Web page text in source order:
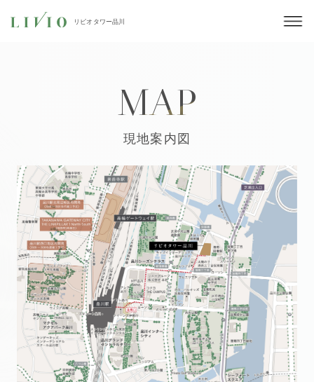
リビオタワー品川
リビオタワー品川
TOWER RESIDENCE
コモンスペース
眺望
LOCATION&LIFESTYLE
港区・港南
SHINAGAWA
再開発・将来ビジョン
更新
PREMIUM
プレミアムフロア
EQUIPMENT
設備仕様
MODEL ROOM
モデルルーム
New
BRAND
ブランド
現地案内図
OUTLINE
物件概要
リビオタワー品川
ENTRY & RESERVE
物件エントリーはこちら
エントリー者様限定サイトの閲覧、定期的に物件の情報
をお届けいたします。
MAP
現地案内図